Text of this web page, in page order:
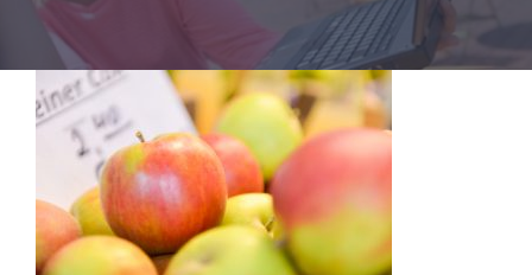
Events
Impressionen
Über uns